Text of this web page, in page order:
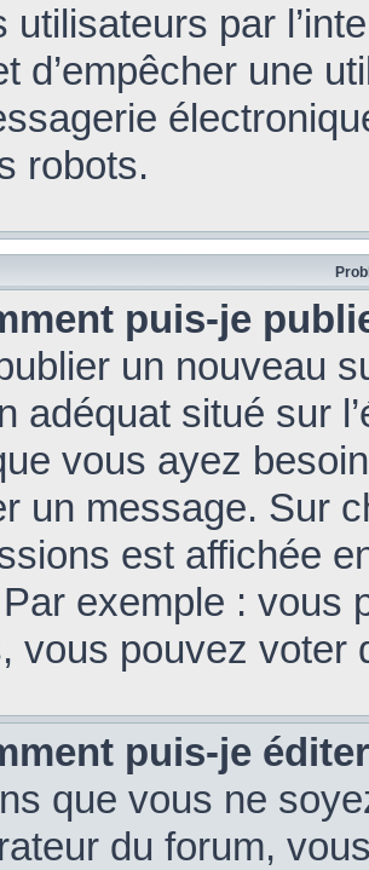
utilisateurs par
d’empêcher une
robots.
puis-je
un nouveau
adéquat situé sur
vous ayez
un message. Sur
est affichée
exemple : vous
vous pouvez voter
puis-je
que vous ne
du forum,